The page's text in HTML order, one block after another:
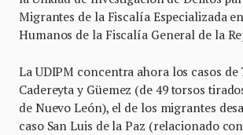
Migrantes de la Fiscalía Especializada
Humanos de la Fiscalía General de la
La UDIPM concentra ahora los casos de
Cadereyta y Güemez (de 49 torsos
de Nuevo León), el de los migrantes
caso San Luis de la Paz (relacionado